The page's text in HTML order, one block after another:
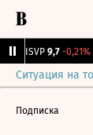
BISVP 9,7 -0,21%
Ситуация на
Подписка